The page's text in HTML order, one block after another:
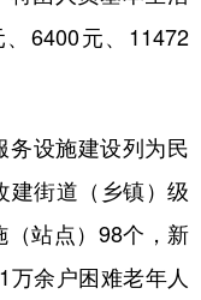
6400元、11472
设施建设列为民
建街道（乡镇）级
站点）98个，新
余户困难老年人